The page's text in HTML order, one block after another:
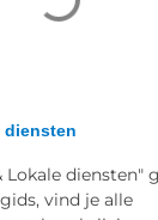
diensten
Lokale diensten"
vind je alle